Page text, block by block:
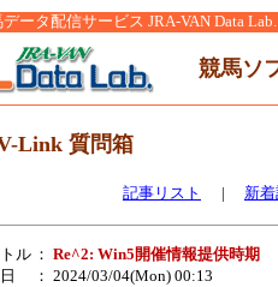
ータ配信サービス JRA-VAN Data Lab.
競馬ソ
Link 質問箱
記事リスト | 新
ル ： Re^2: Win5開催情報提供時期
： 2024/03/04(Mon) 00:13